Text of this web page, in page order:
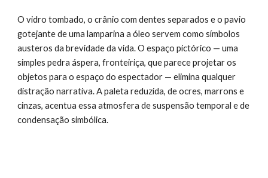
O vidro tombado, o crânio com dentes separados e o pavio
gotejante de uma lamparina a óleo servem como símbolos
austeros da brevidade da vida. O espaço pictórico — uma
simples pedra áspera, fronteiriça, que parece projetar os
objetos para o espaço do espectador — elimina qualquer
distração narrativa. A paleta reduzida, de ocres, marrons e
cinzas, acentua essa atmosfera de suspensão temporal e de
condensação simbólica.